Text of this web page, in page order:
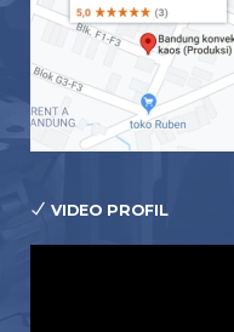
VIDEO PROFIL